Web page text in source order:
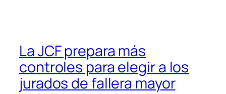
La JCF prepara más
controles para elegir a los
jurados de fallera mayor